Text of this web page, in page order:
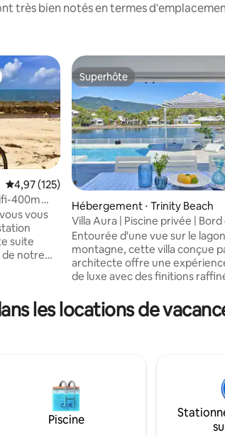
très bien notés en termes
: 4,98 sur 5
plus appréciés
Évaluation moyenne sur la base de 125
4,97 (125)
400m
vous
suite
de notre
ondes,
calme
pour
votre
Superhôte
Superhôte
Hébergement ⋅ Trinity Beach
Villa Aura | Piscine privée |
près de la plage
Entourée d'une vue sur le
montagne, cette villa conçue
architecte offre une
de luxe avec des finitions
Détendez-vous au bord de la
privée d'eau salée ou profitez
gastronomique avec plans de
pierre. Chambres modulables
accueillir jusqu'à 6 personnes.
domaine privé exclusif, à
Trinity Beach, de restaurants,
les locations de
Piscine